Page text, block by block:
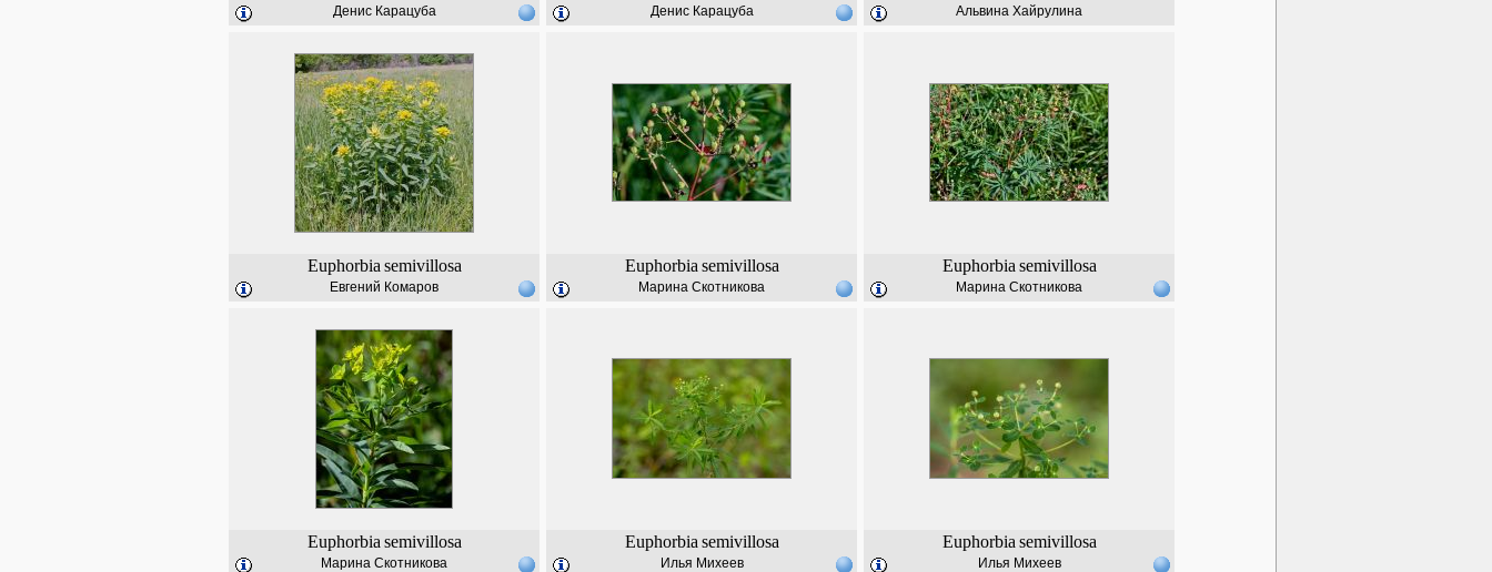
Денис Карацуба Денис Карацуба Альвина Хайрулина
Euphorbia semivillosa
Евгений Комаров
Euphorbia semivillosa
Марина Скотникова
Euphorbia semivillosa
Марина Скотникова
Euphorbia semivillosa
Марина Скотникова
Euphorbia semivillosa
Илья Михеев
Euphorbia semivillosa
Илья Михеев